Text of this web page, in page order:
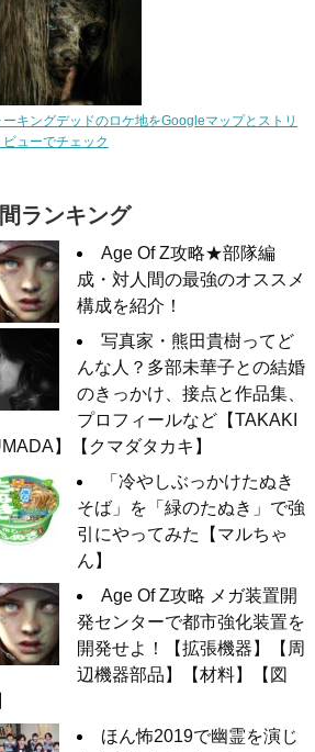
ーキングデッドのロケ地をGoogleマップとストリ
ビューでチェック
ランキング
Age Of Z攻略★部隊編
成・対人間の最強のオススメ
構成を紹介！
写真家・熊田貴樹ってど
んな人？多部未華子との結婚
のきっかけ、接点と作品集、
プロフィールなど【TAKAKI
】【クマダタカキ】
「冷やしぶっかけたぬき
そば」を「緑のたぬき」で強
引にやってみた【マルちゃ
ん】
Age Of Z攻略 メガ装置開
発センターで都市強化装置を
開発せよ！【拡張機器】【周
辺機器部品】【材料】【図
ほん怖2019で幽霊を演じ